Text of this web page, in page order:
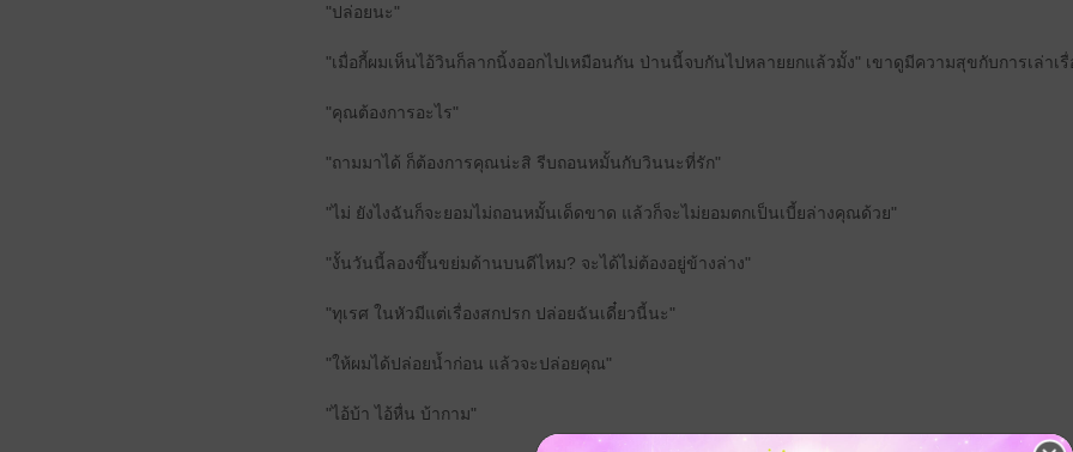
"ปล่อยนะ"
"เมื่อกี้ผมเห็นไอ้วินก็ลากนิ้งออกไปเหมือนกัน ป่านนี้จบกันไปหลายยกแล้วมั้ง" เขาดูมีความสุขกับการเล่าเ
"คุณต้องการอะไร"
"ถามมาได้ ก็ต้องการคุณน่ะสิ รีบถอนหมั้นกับวินนะที่รัก"
"ไม่ ยังไงฉันก็จะยอมไม่ถอนหมั้นเด็ดขาด แล้วก็จะไม่ยอมตกเป็นเบี้ยล่างคุณด้วย"
"งั้นวันนี้ลองขึ้นขย่มด้านบนดีไหม? จะได้ไม่ต้องอยู่ข้างล่าง"
"ทุเรศ ในหัวมีแต่เรื่องสกปรก ปล่อยฉันเดี๋ยวนี้นะ"
"ให้ผมได้ปล่อยน้ำก่อน แล้วจะปล่อยคุณ"
"ไอ้บ้า ไอ้หื่น บ้ากาม"